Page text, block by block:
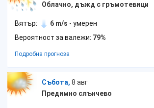
Облачно, дъжд с гръмотевици
Вятър: 6 m/s - умерен
Вероятност за валежи: 79%
Подробна прогноза
Събота, 8 авг
Предимно слънчево